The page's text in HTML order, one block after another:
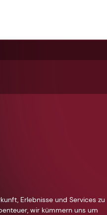
Erlebnisse und Services zu
wir kümmern uns um